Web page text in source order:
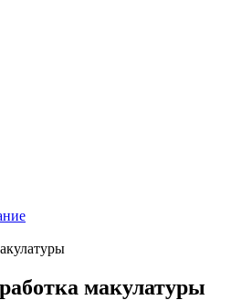
макулатуры